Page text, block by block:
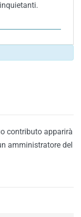
contributo apparirà
amministratore del